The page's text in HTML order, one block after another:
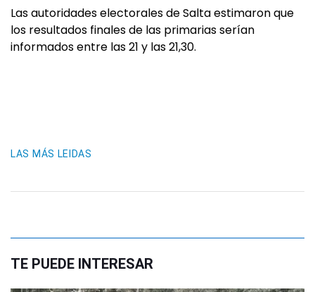
Las autoridades electorales de Salta estimaron que
los resultados finales de las primarias serían
informados entre las 21 y las 21,30.
LAS MÁS LEIDAS
TE PUEDE INTERESAR